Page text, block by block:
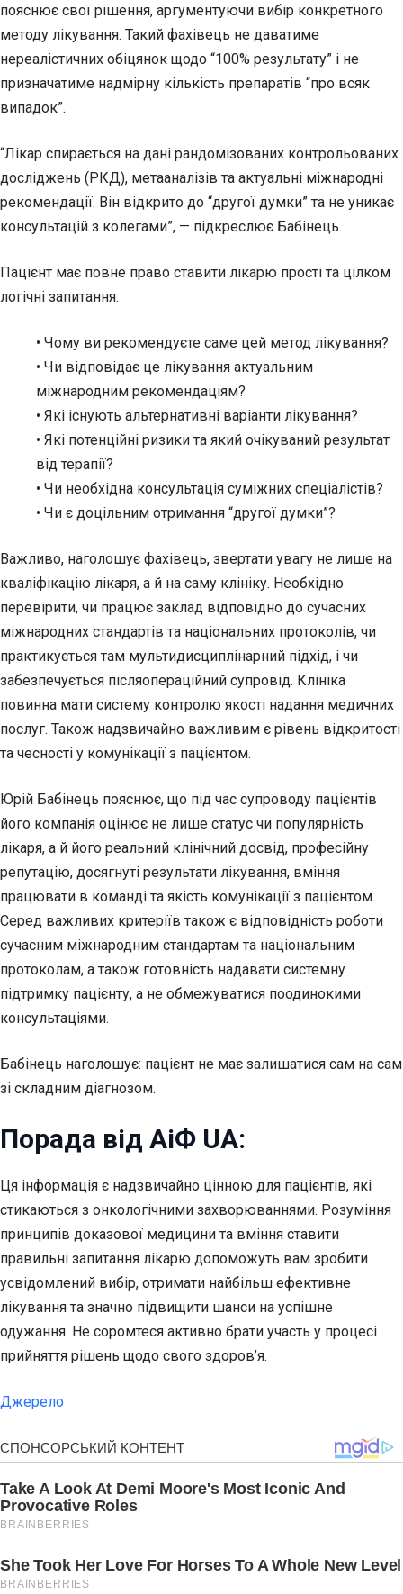
пояснює свої рішення, аргументуючи вибір конкретного
методу лікування. Такий фахівець не даватиме
нереалістичних обіцянок щодо “100% результату” і не
призначатиме надмірну кількість препаратів “про всяк
випадок”.
“Лікар спирається на дані рандомізованих контрольованих
досліджень (РКД), метааналізів та актуальні міжнародні
рекомендації. Він відкрито до “другої думки” та не уникає
консультацій з колегами”, — підкреслює Бабінець.
Пацієнт має повне право ставити лікарю прості та цілком
логічні запитання:
• Чому ви рекомендуєте саме цей метод лікування?
• Чи відповідає це лікування актуальним
міжнародним рекомендаціям?
• Які існують альтернативні варіанти лікування?
• Які потенційні ризики та який очікуваний результат
від терапії?
• Чи необхідна консультація суміжних спеціалістів?
• Чи є доцільним отримання “другої думки”?
Важливо, наголошує фахівець, звертати увагу не лише на
кваліфікацію лікаря, а й на саму клініку. Необхідно
перевірити, чи працює заклад відповідно до сучасних
міжнародних стандартів та національних протоколів, чи
практикується там мультидисциплінарний підхід, і чи
забезпечується післяопераційний супровід. Клініка
повинна мати систему контролю якості надання медичних
послуг. Також надзвичайно важливим є рівень відкритості
та чесності у комунікації з пацієнтом.
Юрій Бабінець пояснює, що під час супроводу пацієнтів
його компанія оцінює не лише статус чи популярність
лікаря, а й його реальний клінічний досвід, професійну
репутацію, досягнуті результати лікування, вміння
працювати в команді та якість комунікації з пацієнтом.
Серед важливих критеріїв також є відповідність роботи
сучасним міжнародним стандартам та національним
протоколам, а також готовність надавати системну
підтримку пацієнту, а не обмежуватися поодинокими
консультаціями.
Бабінець наголошує: пацієнт не має залишатися сам на сам
зі складним діагнозом.
Порада від АіФ UA:
Ця інформація є надзвичайно цінною для пацієнтів, які
стикаються з онкологічними захворюваннями. Розуміння
принципів доказової медицини та вміння ставити
правильні запитання лікарю допоможуть вам зробити
усвідомлений вибір, отримати найбільш ефективне
лікування та значно підвищити шанси на успішне
одужання. Не соромтеся активно брати участь у процесі
прийняття рішень щодо свого здоров’я.
Джерело